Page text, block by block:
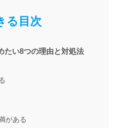
る目次
たい8つの理由と対処法
がある